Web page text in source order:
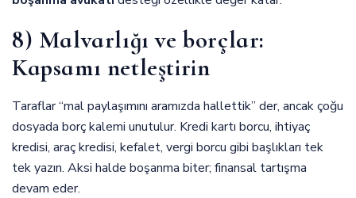
8) Malvarlığı ve borçlar:
Kapsamı netleştirin
Taraflar “mal paylaşımını aramızda hallettik” der, ancak çoğu
dosyada borç kalemi unutulur. Kredi kartı borcu, ihtiyaç
kredisi, araç kredisi, kefalet, vergi borcu gibi başlıkları tek
tek yazın. Aksi halde boşanma biter; finansal tartışma
devam eder.